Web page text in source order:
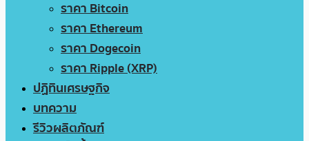
ราคา Bitcoin
ราคา Ethereum
ราคา Dogecoin
ราคา Ripple (XRP)
ปฏิทินเศรษฐกิจ
บทความ
รีวิวผลิตภัณฑ์